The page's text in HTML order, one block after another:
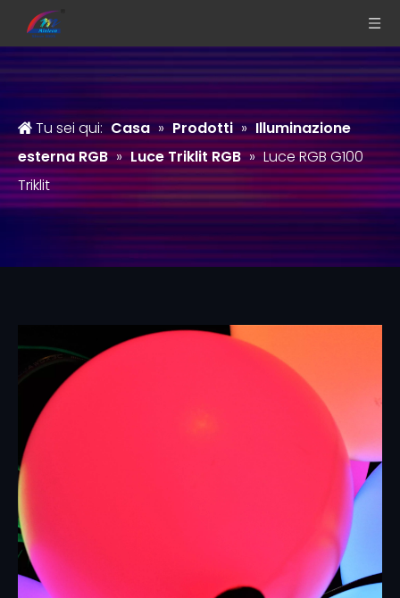
Tu sei qui: Casa » Prodotti » Illuminazione
esterna RGB » Luce Triklit RGB » Luce RGB G100
Triklit